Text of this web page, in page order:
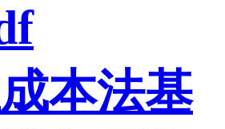
本法基